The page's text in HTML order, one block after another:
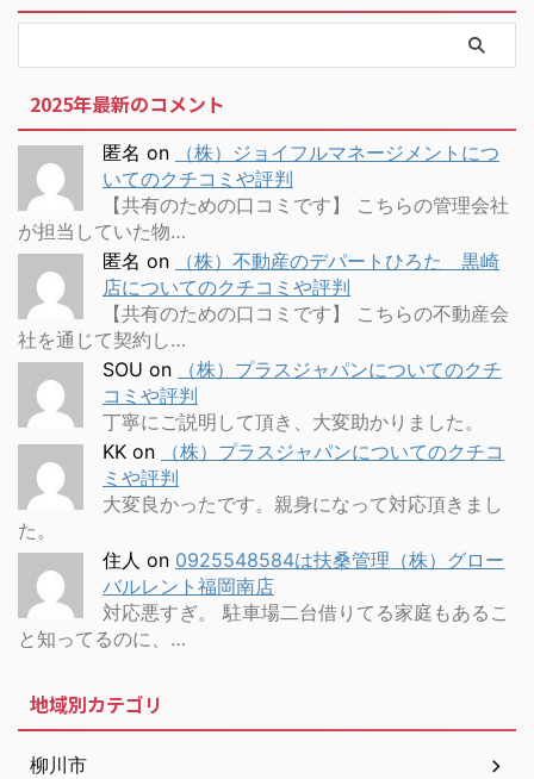
2025年最新のコメント
匿名 on
（株）ジョイフルマネージメントにつ
いてのクチコミや評判
【共有のための口コミです】 こちらの管理会社
が担当していた物…
匿名 on
（株）不動産のデパートひろた 黒崎
店についてのクチコミや評判
【共有のための口コミです】 こちらの不動産会
社を通じて契約し…
SOU on
（株）プラスジャパンについてのクチ
コミや評判
丁寧にご説明して頂き、大変助かりました。
KK on
（株）プラスジャパンについてのクチコ
ミや評判
大変良かったです。親身になって対応頂きまし
た。
住人 on 0925548584は扶桑管理（株）グロー
バルレント福岡南店
対応悪すぎ。 駐車場二台借りてる家庭もあるこ
と知ってるのに、…
地域別カテゴリ
柳川市